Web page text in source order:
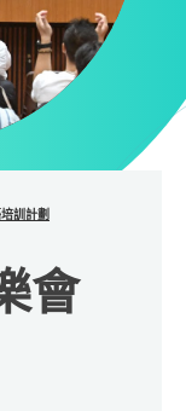
訓計劃
會